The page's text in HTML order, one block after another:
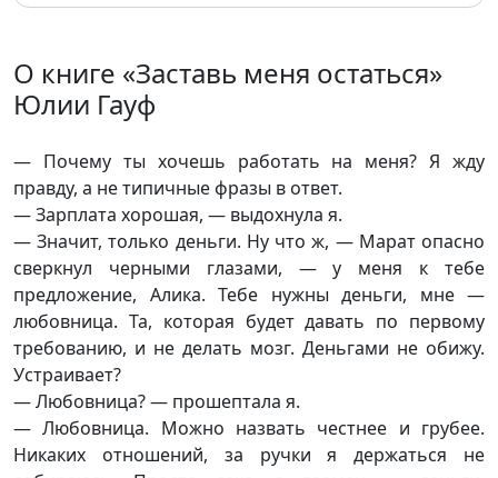
О книге «Заставь меня остаться»
Юлии Гауф
— Почему ты хочешь работать на меня? Я жду
правду, а не типичные фразы в ответ.
— Зарплата хорошая, — выдохнула я.
— Значит, только деньги. Ну что ж, — Марат опасно
сверкнул черными глазами, — у меня к тебе
предложение, Алика. Тебе нужны деньги, мне —
любовница. Та, которая будет давать по первому
требованию, и не делать мозг. Деньгами не обижу.
Устраивает?
— Любовница? — прошептала я.
— Любовница. Можно назвать честнее и грубее.
Никаких отношений, за ручки я держаться не